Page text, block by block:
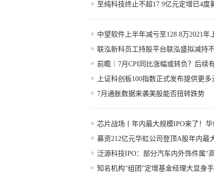
至纯科技终止不超17.9亿元定增已4度
中望软件上半年减亏至128.8万2021年
联泓新科员工持股平台联泓盛拟减持
前瞻｜7月CPI同比涨幅或转负？后续
上证科创板100指数正式发布提供更
7月通胀数据来袭美股能否扭转跌势
芯片战场丨年内最大规模IPO来了！
募资212亿元华虹公司登顶A股年内最
泛源科技IPO：部分汽车内外饰件属“
知名机构“组团”定增基金经理大显身手